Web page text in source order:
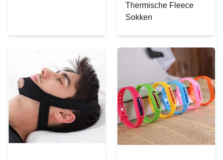
Thermische Fleece
Sokken